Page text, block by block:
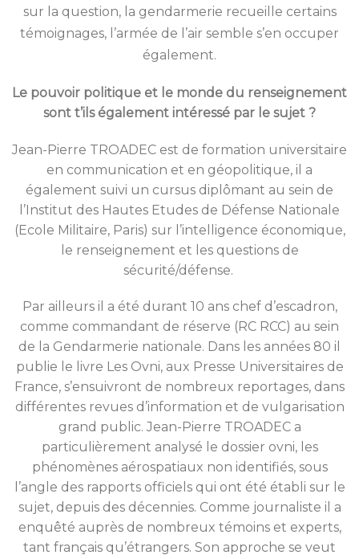
sur la question, la gendarmerie recueille certains
témoignages, l’armée de l’air semble s’en occuper
également.
Le pouvoir politique et le monde du renseignement
sont t’ils également intéressé par le sujet ?
Jean-Pierre TROADEC est de formation universitaire
en communication et en géopolitique, il a
également suivi un cursus diplômant au sein de
l’Institut des Hautes Etudes de Défense Nationale
(Ecole Militaire, Paris) sur l’intelligence économique,
le renseignement et les questions de
sécurité/défense.
Par ailleurs il a été durant 10 ans chef d’escadron,
comme commandant de réserve (RC RCC) au sein
de la Gendarmerie nationale. Dans les années 80 il
publie le livre Les Ovni, aux Presse Universitaires de
France, s’ensuivront de nombreux reportages, dans
différentes revues d’information et de vulgarisation
grand public. Jean-Pierre TROADEC a
particulièrement analysé le dossier ovni, les
phénomènes aérospatiaux non identifiés, sous
l’angle des rapports officiels qui ont été établi sur le
sujet, depuis des décennies. Comme journaliste il a
enquêté auprès de nombreux témoins et experts,
tant français qu’étrangers. Son approche se veut